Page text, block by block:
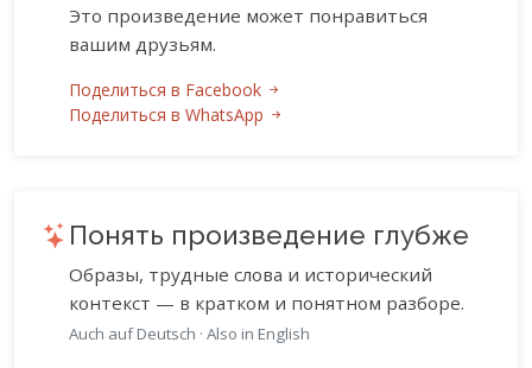
Это произведение может понравиться
вашим друзьям.
Поделиться в Facebook
Поделиться в WhatsApp
Понять произведение глубже
Образы, трудные слова и исторический
контекст — в кратком и понятном разборе.
Auch auf Deutsch · Also in English